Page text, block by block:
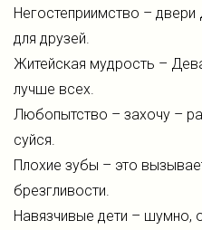
Негостеприимство –
для друзей.
Житейская мудрость –
лучше всех.
Любопытство – захочу –
суйся.
Плохие зубы – это
брезгливости.
Навязчивые дети – шумно,